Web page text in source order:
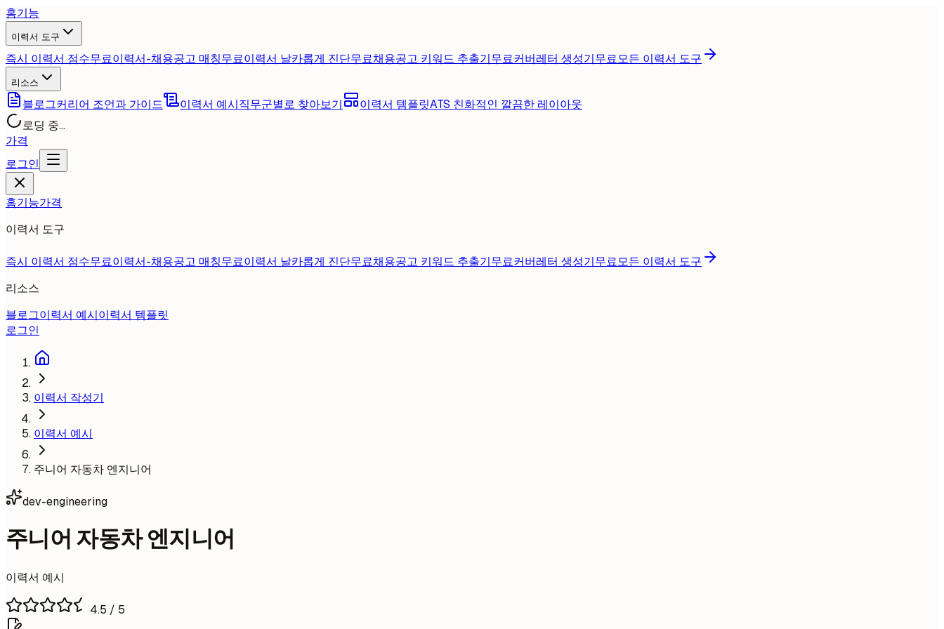
홈기능
이력서 도구
즉시 이력서 점수무료이력서-채용공고 매칭무료이력서 날카롭게 진단무료채용공고 키워드 추출기무료커버레터 생성기무료모든 이력서 도구
리소스
블로그커리어 조언과 가이드 이력서 예시직무군별로 찾아보기 이력서 템플릿ATS 친화적인 깔끔한 레이아웃
로딩 중...
가격
로그인
홈기능가격
이력서 도구
즉시 이력서 점수무료이력서-채용공고 매칭무료이력서 날카롭게 진단무료채용공고 키워드 추출기무료커버레터 생성기무료모든 이력서 도구
리소스
블로그이력서 예시이력서 템플릿
로그인
이력서 작성기
이력서 예시
주니어 자동차 엔지니어
dev-engineering
주니어 자동차 엔지니어
이력서 예시
4.5 / 5